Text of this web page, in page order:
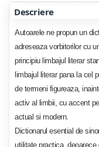
Descriere
Autoarele ne propun un
adreseaza vorbitorilor cu
principiu limbajul literar
limbajul literar pana la cel
de termeni figureaza,
activ al limbii, cu accent
actual si modern.
Dictionarul esential de
utilitate practica,